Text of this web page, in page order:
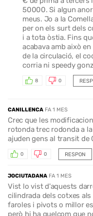
50000. Si algun
meus. Jo a la
per on els surt dels
i a tota òstia. Fins
acabava amb això
de la circulació, el
corria ni speedy
8 0
CANILLENCA FA 1 MES
Crec que les
rotonda trec rodonda a
ajuden gens al transit de
RESPON
0 0
JOCIUTADANA FA 1 MES
Vist lo vist d'aquests
cilindrada dels cotxes
faroles i pivots o millor
però hi ha quelcom que